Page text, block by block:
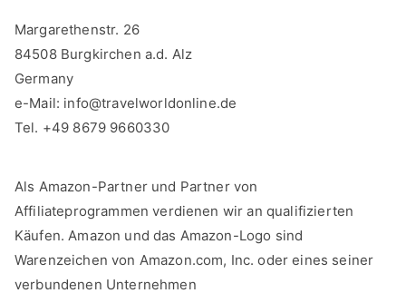
Margarethenstr. 26
84508 Burgkirchen a.d. Alz
Germany
e-Mail: info@travelworldonline.de
Tel. +49 8679 9660330
Als Amazon-Partner und Partner von
Affiliateprogrammen verdienen wir an qualifizierten
Käufen. Amazon und das Amazon-Logo sind
Warenzeichen von Amazon.com, Inc. oder eines seiner
verbundenen Unternehmen